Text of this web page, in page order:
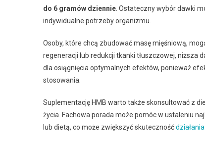
do 6 gramów dziennie . Ostateczny wybór dawki
indywidualne potrzeby organizmu.
Osoby, które chcą zbudować masę mięśniową,
regeneracji lub redukcji tkanki tłuszczowej, niższa
dla osiągnięcia optymalnych efektów, ponieważ
stosowania.
Suplementację HMB warto także skonsultować z
życia. Fachowa porada może pomóc w ustaleniu
lub dietą, co może zwiększyć skutecznośćdziałania